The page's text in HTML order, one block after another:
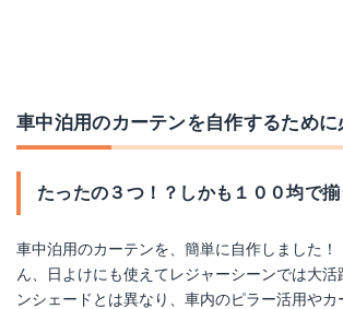
車中泊用のカーテンを自作するため
たったの３つ！？しかも１００均で揃
車中泊用のカーテンを、簡単に自作しました！
ん、日よけにも使えてレジャーシーンでは大
ンシェードとは異なり、車内のピラー活用やカ